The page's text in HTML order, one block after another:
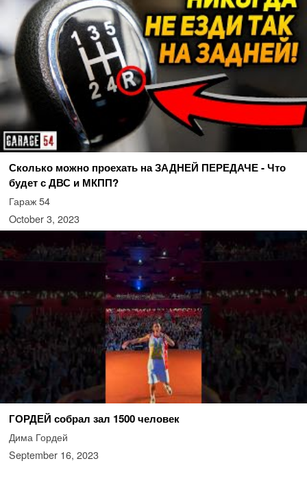
Сколько можно проехать на ЗАДНЕЙ ПЕРЕДАЧЕ - Что
будет с ДВС и МКПП?
Гараж 54
October 3, 2023
ГОРДЕЙ собрал зал 1500 человек
Дима Гордей
September 16, 2023